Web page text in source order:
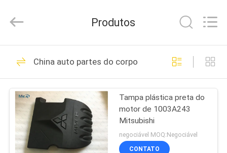
CASA
PRODUTOS
SOBRE
NÓS
Parts
Rights
Auto sensor do
oxigênio
108
Produtos
China auto partes do corpo
Tampa plástica preta do
motor de 1003A243
Mitsubishi
negociável MOQ:Negociável
CONTATO